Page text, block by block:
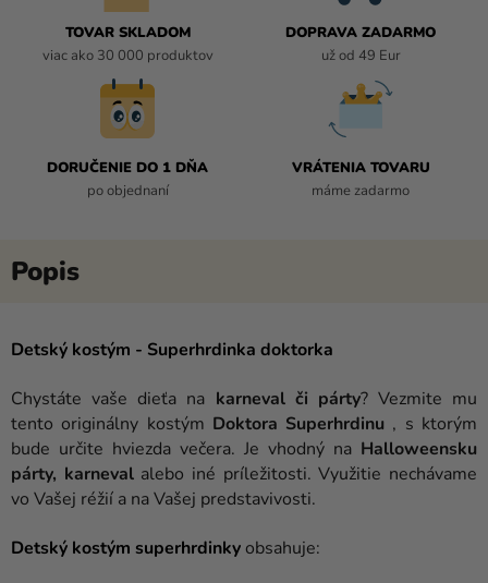
TOVAR SKLADOM
viac ako 30 000 produktov
DOPRAVA ZADARMO
už od 49 Eur
DORUČENIE DO 1 DŇA
po objednaní
VRÁTENIA TOVARU
máme zadarmo
Detský kostým - Superhrdinka doktorka
Chystáte vaše dieťa na karneval či párty? Vezmite mu
tento originálny kostým Doktora Superhrdinu , s ktorým
bude určite hviezda večera. Je vhodný na Halloweensku
párty, karnevalalebo iné príležitosti. Využitie nechávame
vo Vašej réžií a na Vašej predstavivosti.
Detský kostým superhrdinky obsahuje: